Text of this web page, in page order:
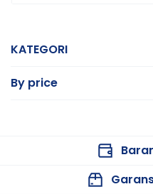
KATEGORI
By price